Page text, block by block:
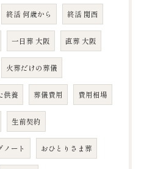
終活 何歳から 終活 関西
一日葬 大阪 直葬 大阪
火葬だけの葬儀
供養 葬儀費用 費用相場
生前契約
ノート おひとりさま葬